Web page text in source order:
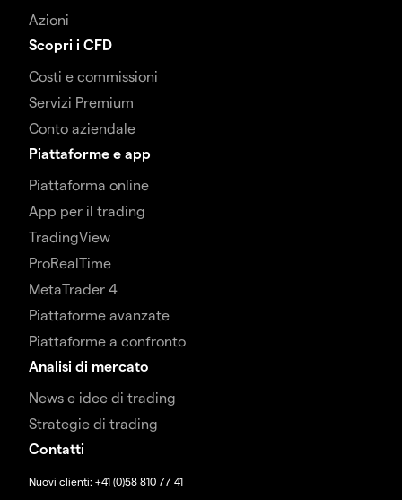
Azioni
Scopri i CFD
Costi e commissioni
Servizi Premium
Conto aziendale
Piattaforme e app
Piattaforma online
App per il trading
TradingView
ProRealTime
MetaTrader 4
Piattaforme avanzate
Piattaforme a confronto
Analisi di mercato
News e idee di trading
Strategie di trading
Contatti
Nuovi clienti: +41 (0)58 810 77 41